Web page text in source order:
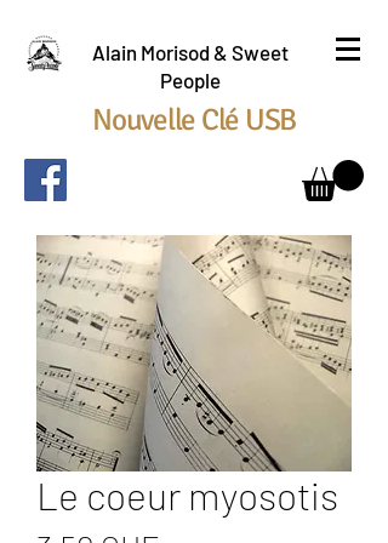
Alain Morisod & Sweet
People
Nouvelle Clé USB
Le coeur myosotis